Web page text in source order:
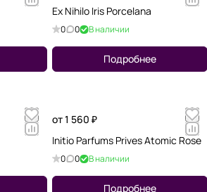
Ex Nihilo Iris Porcelana
0 0 В наличии
Подробнее
от 1 560 ₽
Initio Parfums Prives Atomic Rose
0 0 В наличии
Подробнее